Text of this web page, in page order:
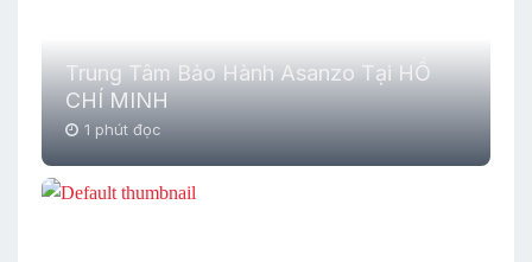
Trung Tâm Bảo Hành Asanzo Tại HỒ
CHÍ MINH
1 phút đọc